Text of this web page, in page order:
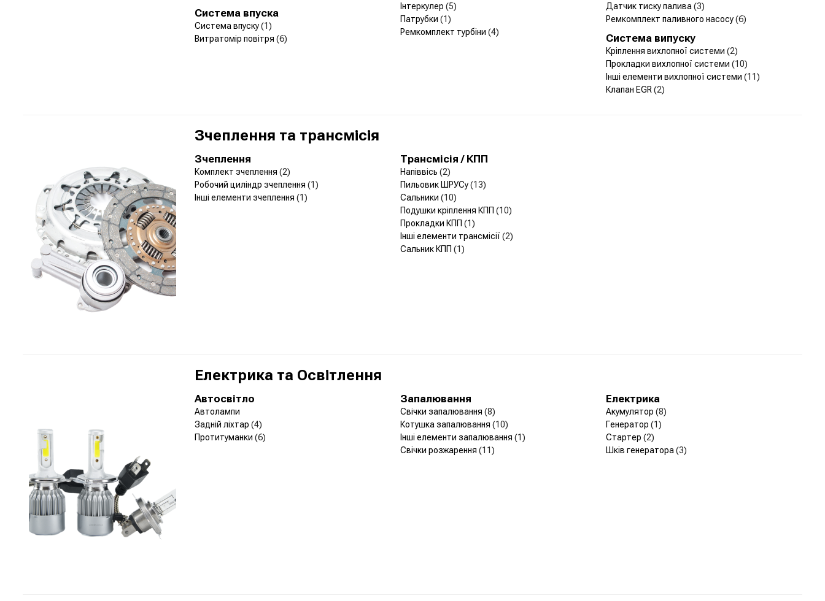
Датчик тиску палива (3)
Ремкомплект паливного насосу(6)
Інтеркулер (5)
Патрубки (1)
Ремкомплект турбіни (4)
Система впуска
Система впуску(1)
Витратомір повітря (6) Система випуску
Кріплення вихлопної системи (2)
Прокладки вихлопної системи (10)
Інші елементи вихлопної системи (11)
Клапан EGR (2)
Зчеплення та трансмісія
Зчеплення
Комплект зчеплення (2)
Робочий циліндр зчеплення (1)
Інші елементи зчеплення (1)
Трансмісія / КПП
Напіввісь (2)
Пильовик ШРУСу(13)
Сальники (10)
Подушки кріплення КПП (10)
Прокладки КПП (1)
Інші елементи трансмісії (2)
Сальник КПП (1)
Електрика та Освітлення
Автосвітло
Автолампи
Задній ліхтар (4)
Протитуманки (6)
Запалювання
Свічки запалювання (8)
Котушка запалювання (10)
Інші елементи запалювання (1)
Свічки розжарення (11)
Електрика
Акумулятор (8)
Генератор (1)
Стартер (2)
Шків генератора (3)